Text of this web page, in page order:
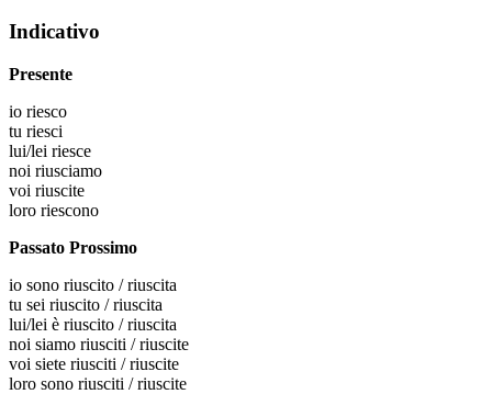
Indicativo
Presente
io riesco
tu riesci
lui/lei riesce
noi riusciamo
voi riuscite
loro riescono
Passato Prossimo
io sono riuscito / riuscita
tu sei riuscito / riuscita
lui/lei è riuscito / riuscita
noi siamo riusciti / riuscite
voi siete riusciti / riuscite
loro sono riusciti / riuscite